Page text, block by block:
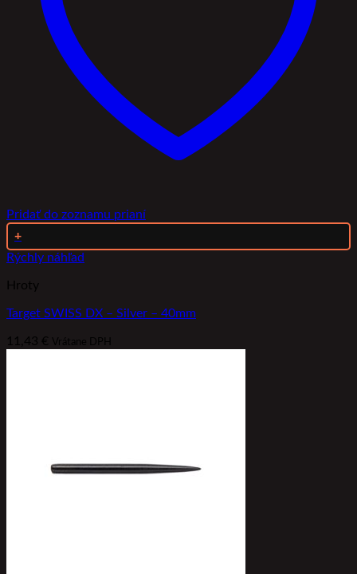
Pridať do zoznamu prianí
+
Rýchly náhľad
Hroty
Target SWISS DX – Silver – 40mm
11,43 € Vrátane DPH